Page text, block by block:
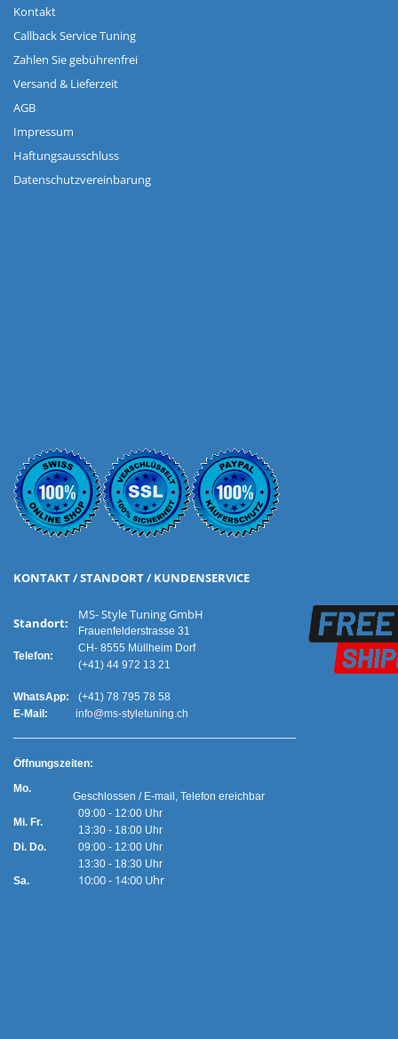
Kontakt
Callback Service Tuning
Zahlen Sie gebührenfrei
Versand & Lieferzeit
AGB
Impressum
Haftungsausschluss
Datenschutzvereinbarung
KONTAKT / STANDORT / KUNDENSERVICE
Standort:
Telefon:
MS- Style Tuning GmbH
Frauenfelderstrasse 31
CH- 8555 Müllheim Dorf
(+41) 44 972 13 21
WhatsApp:
(+41) 78 795 78 58
E-Mail:
info@ms-styletuning.ch
Öffnungszeiten:
Mo.
Mi. Fr.
Geschlossen / E-mail, Telefon ereichbar
09:00 - 12:00 Uhr
13:30 - 18:00 Uhr
Di. Do.
Sa.
09:00 - 12:00 Uhr
13:30 - 18:30 Uhr
10:00 - 14:00 Uhr